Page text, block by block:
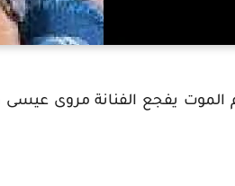
الموت يفجع الفنانة مروى